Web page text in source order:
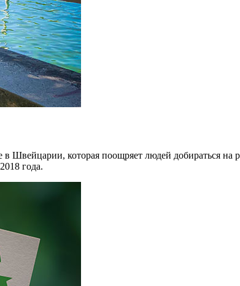
которая поощряет людей добираться на
года.